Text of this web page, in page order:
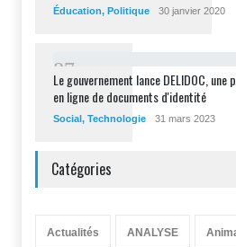
Éducation, Politique 30 janvier 2020
87
Le gouvernement lance DELIDOC,
en ligne de documents d'identité
Social , Technologie 31 mars 2023
Catégories
Actualités ANALYSE